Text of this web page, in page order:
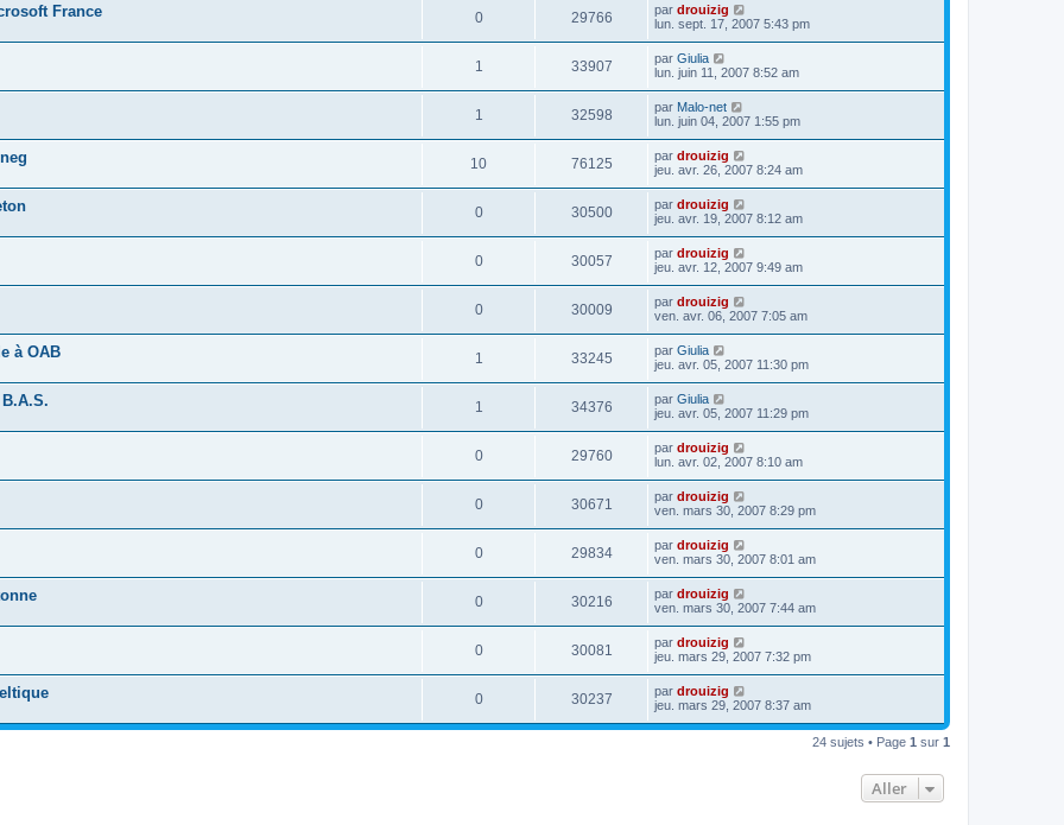
France 0 29766 par drouizig
lun. sept. 17, 2007 5:43 pm
1 33907 par Giulia
lun. juin 11, 2007 8:52 am
1 32598 par Malo-net
lun. juin 04, 2007 1:55 pm
10 76125 par drouizig
jeu. avr. 26, 2007 8:24 am
0 30500 par drouizig
jeu. avr. 19, 2007 8:12 am
0 30057 par drouizig
jeu. avr. 12, 2007 9:49 am
0 30009 par drouizig
ven. avr. 06, 2007 7:05 am
à OAB 1 33245 par Giulia
jeu. avr. 05, 2007 11:30 pm
1 34376 par Giulia
jeu. avr. 05, 2007 11:29 pm
0 29760 par drouizig
lun. avr. 02, 2007 8:10 am
0 30671 par drouizig
ven. mars 30, 2007 8:29 pm
0 29834 par drouizig
ven. mars 30, 2007 8:01 am
0 30216 par drouizig
ven. mars 30, 2007 7:44 am
0 30081 par drouizig
jeu. mars 29, 2007 7:32 pm
0 30237 par drouizig
jeu. mars 29, 2007 8:37 am
24 sujets • Page 1 sur 1
Aller